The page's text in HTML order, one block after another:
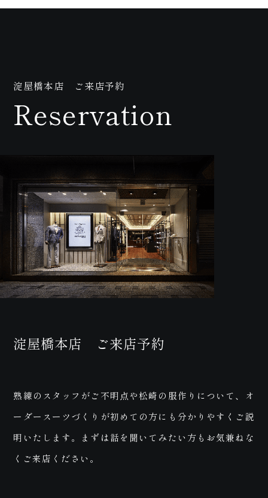
お問
い合
淀屋橋本店 ご来店予約
Reservation
淀屋橋本店 ご来店予約
熟練のスタッフがご不明点や松崎の服作りについて、オ
ーダースーツづくりが初めての方にも分かりやすくご説
明いたします。まずは話を聞いてみたい方もお気兼ねな
くご来店ください。